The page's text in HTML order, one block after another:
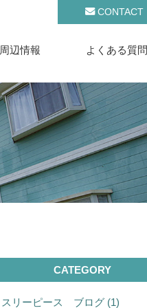
CONTACT
周辺情報 よくある質問
CATEGORY
スリーピース ブログ (1)